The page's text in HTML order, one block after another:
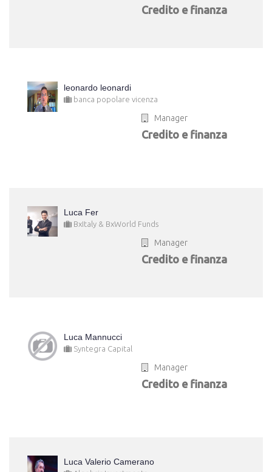
Credito e finanza
leonardo leonardi
banca popolare vicenza
Manager
Credito e finanza
Luca Fer
BxItaly & BxWorld Funds
Manager
Credito e finanza
Luca Mannucci
Syntegra Capital
Manager
Credito e finanza
Luca Valerio Camerano